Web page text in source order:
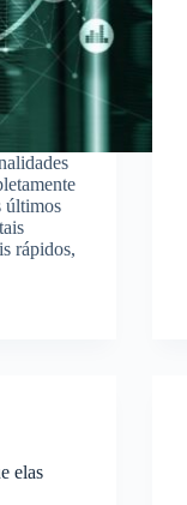
últimos
rápidos,
elas